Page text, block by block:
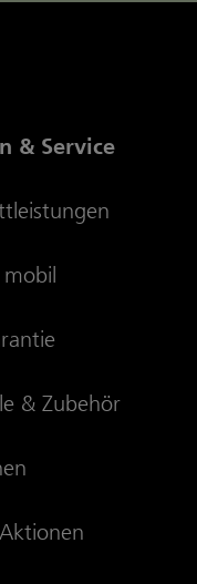
& Service
& Zubehör